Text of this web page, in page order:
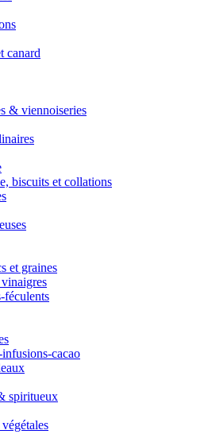
canard
& viennoiseries
biscuits et collations
et graines
féculents
cacao
spiritueux